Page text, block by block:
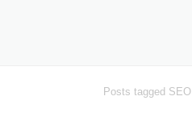
Posts tagged SEO